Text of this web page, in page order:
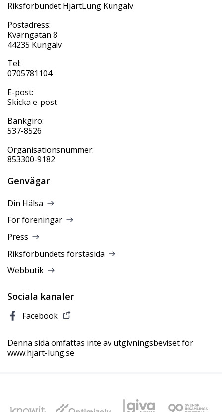
Riksförbundet HjärtLung Kungälv
Postadress:
Kvarngatan 8
44235 Kungälv
Tel:
0705781104
E-post:
Skicka e-post
Bankgiro:
537-8526
Organisationsnummer:
853300-9182
Genvägar
Din Hälsa
För föreningar
Press
Riksförbundets förstasida
Webbutik
Sociala kanaler
Facebook
Denna sida omfattas inte av utgivningsbeviset för
www.hjart-lung.se